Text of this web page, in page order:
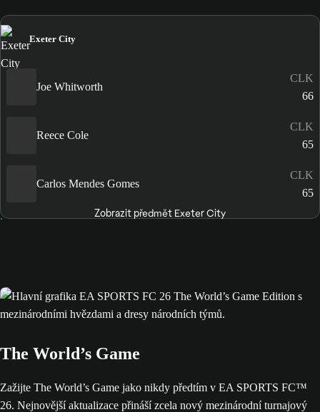
Exeter City
Joe Whitworth
CLK
66
Reece Cole
CLK
65
Carlos Mendes Gomes
CLK
65
Zobrazit předmět Exeter City
The World’s Game
Zažijte The World’s Game jako nikdy předtím v EA SPORTS FC™
26. Nejnovější aktualizace přináší zcela nový mezinárodní turnajový